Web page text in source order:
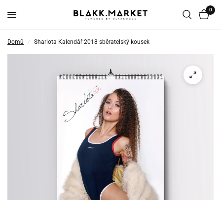
0
Domů / Sharlota Kalendář 2018 sběratelský kousek